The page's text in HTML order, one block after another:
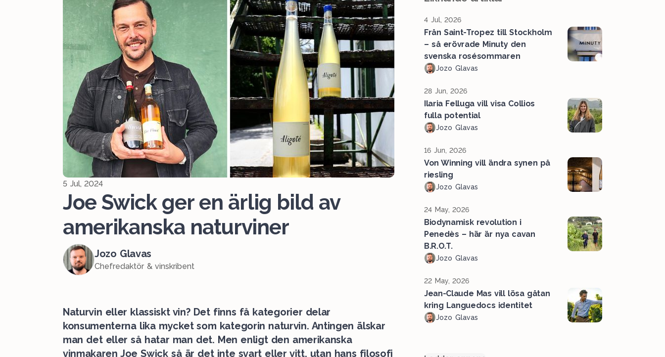
5 Jul, 2024
Joe Swick ger en ärlig bild av
amerikanska naturviner
Jozo Glavas
Chefredaktör & vinskribent
Naturvin eller klassiskt vin? Det finns få kategorier delar
konsumenterna lika mycket som kategorin naturvin. Antingen älskar
man det eller så hatar man det. Men enligt den amerikanska
vinmakaren Joe Swick så är det inte svart eller vitt, utan hans filosofi
4 Jul, 2026
Från Saint-Tropez till Stockholm
– så erövrade Minuty den
svenska rosésommaren
Jozo Glavas
28 Jun, 2026
Ilaria Felluga vill visa Collios
fulla potential
Jozo Glavas
16 Jun, 2026
Von Winning vill ändra synen på
riesling
Jozo Glavas
24 May, 2026
Biodynamisk revolution i
Penedès – här är nya cavan
B.R.O.T.
Jozo Glavas
22 May, 2026
Jean-Claude Mas vill lösa gåtan
kring Languedocs identitet
Jozo Glavas